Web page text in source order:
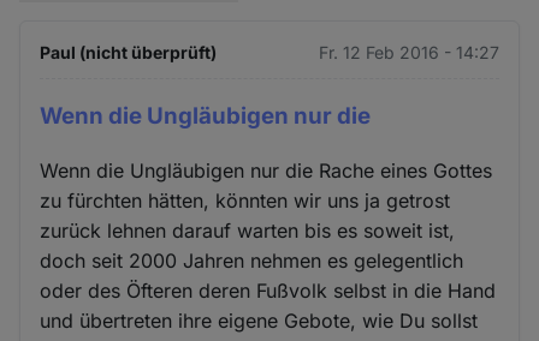
Paul (nicht überprüft) Fr. 12 Feb 2016 - 14:27
Wenn die Ungläubigen nur die
Wenn die Ungläubigen nur die Rache eines Gottes
zu fürchten hätten, könnten wir uns ja getrost
zurück lehnen darauf warten bis es soweit ist,
doch seit 2000 Jahren nehmen es gelegentlich
oder des Öfteren deren Fußvolk selbst in die Hand
und übertreten ihre eigene Gebote, wie Du sollst